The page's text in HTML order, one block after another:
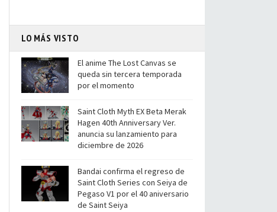
LO MÁS VISTO
El anime The Lost Canvas se
queda sin tercera temporada
por el momento
Saint Cloth Myth EX Beta Merak
Hagen 40th Anniversary Ver.
anuncia su lanzamiento para
diciembre de 2026
Bandai confirma el regreso de
Saint Cloth Series con Seiya de
Pegaso V1 por el 40 aniversario
de Saint Seiya